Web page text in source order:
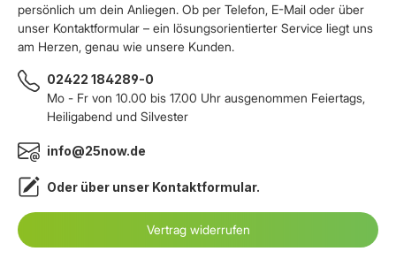
persönlich um dein Anliegen. Ob per Telefon, E-Mail oder über
unser Kontaktformular – ein lösungsorientierter Service liegt uns
am Herzen, genau wie unsere Kunden.
02422 184289-0
Mo - Fr von 10.00 bis 17.00 Uhr ausgenommen Feiertags,
Heiligabend und Silvester
info@25now.de
Oder über unser Kontaktformular.
Vertrag widerrufen